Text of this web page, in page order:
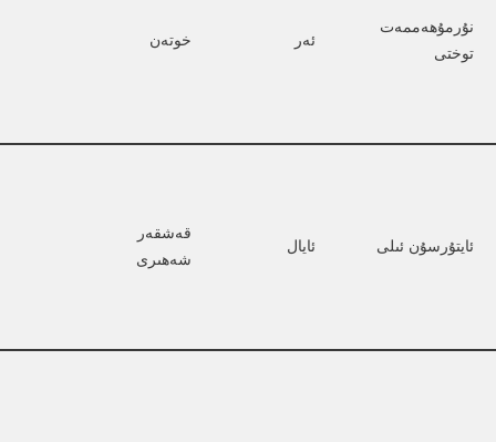
نۇرمۇھەممەت
توختى
ئەر خوتەن
ئايتۇرسۇن ئىلى ئايال
قەشقەر
شەھىرى